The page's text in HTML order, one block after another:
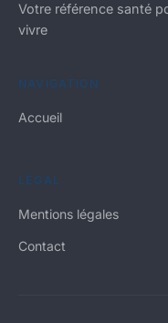
Votre référence santé
vivre
NAVIGATION
Accueil
LÉGAL
Mentions légales
Contact